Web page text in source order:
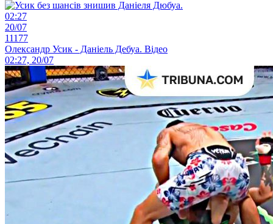
02:27
20/07
11177
Олександр Усик - Даніель Дебуа. Відео
02:27, 20/07